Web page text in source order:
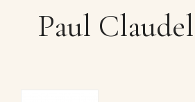
Paul Claudel